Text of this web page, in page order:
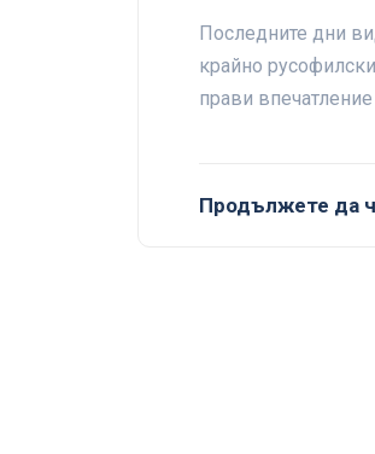
Последните дни
крайно
прави
Продължете да